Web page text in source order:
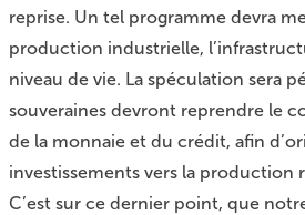
reprise. Un tel programme devra
production industrielle,
niveau de vie. La spéculation sera
souveraines devront reprendre le
de la monnaie et du crédit, afin
investissements vers la production
C’est sur ce dernier point, que